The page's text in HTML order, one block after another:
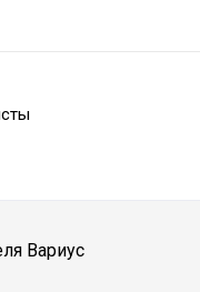
Вариус